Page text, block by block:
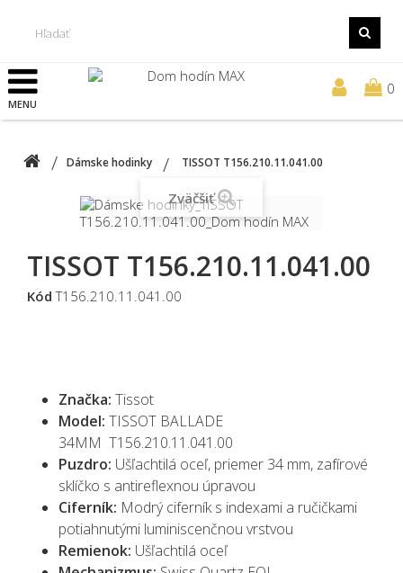
MENU
0
Dámske hodinky TISSOT T156.210.11.041.00
Zväčšiť
TISSOT T156.210.11.041.00
Kód T156.210.11.041.00
Značka: Tissot
Model: TISSOT BALLADE
34MM T156.210.11.041.00
Puzdro: Ušľachtilá oceľ, priemer 34 mm, zafírové
sklíčko s antireflexnou úpravou
Ciferník: Modrý ciferník s indexami a ručičkami
potiahnutými luminiscenčnou vrstvou
Remienok: Ušľachtilá oceľ